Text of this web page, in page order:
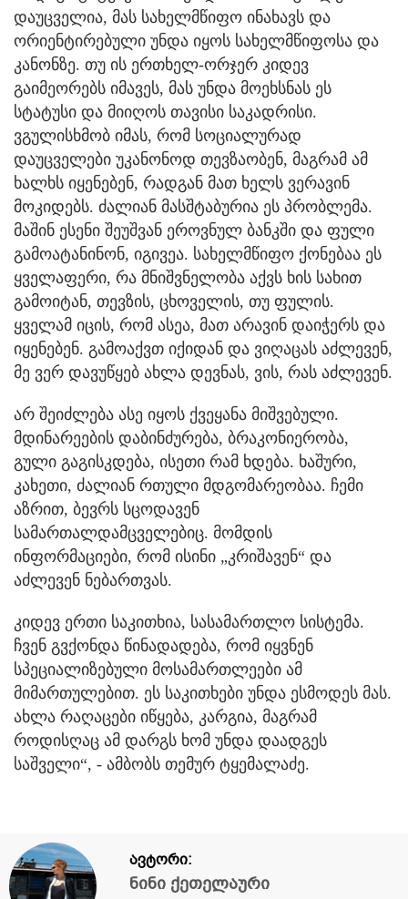
დაუცველია, მას სახელმწიფო ინახავს და
ორიენტირებული უნდა იყოს სახელმწიფოსა და
კანონზე. თუ ის ერთხელ-ორჯერ კიდევ
გაიმეორებს იმავეს, მას უნდა მოეხსნას ეს
სტატუსი და მიიღოს თავისი საკადრისი.
ვგულისხმობ იმას, რომ სოციალურად
დაუცველები უკანონოდ თევზაობენ, მაგრამ ამ
ხალხს იყენებენ, რადგან მათ ხელს ვერავინ
მოკიდებს. ძალიან მასშტაბურია ეს პრობლემა.
მაშინ ესენი შეუშვან ეროვნულ ბანკში და ფული
გამოატანინონ, იგივეა. სახელმწიფო ქონებაა ეს
ყველაფერი, რა მნიშვნელობა აქვს ხის სახით
გამოიტან, თევზის, ცხოველის, თუ ფულის.
ყველამ იცის, რომ ასეა, მათ არავინ დაიჭერს და
იყენებენ. გამოაქვთ იქიდან და ვიღაცას აძლევენ,
მე ვერ დავუწყებ ახლა დევნას, ვის, რას აძლევენ.
არ შეიძლება ასე იყოს ქვეყანა მიშვებული.
მდინარეების დაბინძურება, ბრაკონიერობა,
გული გაგისკდება, ისეთი რამ ხდება. ხაშური,
კახეთი, ძალიან რთული მდგომარეობაა. ჩემი
აზრით, ბევრს სცოდავენ
სამართალდამცველებიც. მომდის
ინფორმაციები, რომ ისინი „კრიშავენ“ და
აძლევენ ნებართვას.
კიდევ ერთი საკითხია, სასამართლო სისტემა.
ჩვენ გვქონდა წინადადება, რომ იყვნენ
სპეციალიზებული მოსამართლეები ამ
მიმართულებით. ეს საკითხები უნდა ესმოდეს მას.
ახლა რაღაცები იწყება, კარგია, მაგრამ
როდისღაც ამ დარგს ხომ უნდა დაადგეს
საშველი“, - ამბობს თემურ ტყემალაძე.
ავტორი:
ნინი ქეთელაური